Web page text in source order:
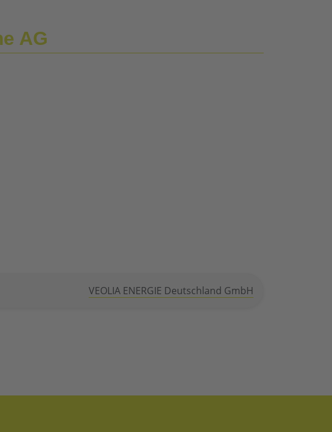
AG
VEOLIA ENERGIE Deutschland GmbH